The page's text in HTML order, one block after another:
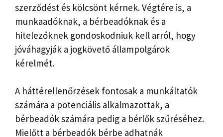
szerződést és kölcsönt kérnek. Végtére is, a
munkaadóknak, a bérbeadóknak és a
hitelezőknek gondoskodniuk kell arról, hogy
jóváhagyják a jogkövető állampolgárok
kérelmét.
A háttérellenőrzések fontosak a munkáltatók
számára a potenciális alkalmazottak, a
bérbeadók számára pedig a bérlők szűréséhez.
Mielőtt a bérbeadók bérbe adhatnák